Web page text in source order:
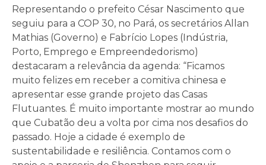
Representando o prefeito César Nascimento que
seguiu para a COP 30, no Pará, os secretários Allan
Mathias (Governo) e Fabrício Lopes (Indústria,
Porto, Emprego e Empreendedorismo)
destacaram a relevância da agenda: “Ficamos
muito felizes em receber a comitiva chinesa e
apresentar esse grande projeto das Casas
Flutuantes. É muito importante mostrar ao mundo
que Cubatão deu a volta por cima nos desafios do
passado. Hoje a cidade é exemplo de
sustentabilidade e resiliência. Contamos com o